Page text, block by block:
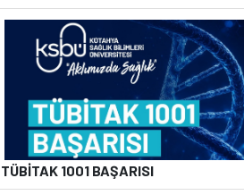
TÜBİTAK 1001 BAŞARISI